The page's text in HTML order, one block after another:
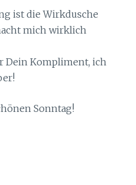
ist die Wirkdusche
mich wirklich
Dein Kompliment, ich
Sonntag!